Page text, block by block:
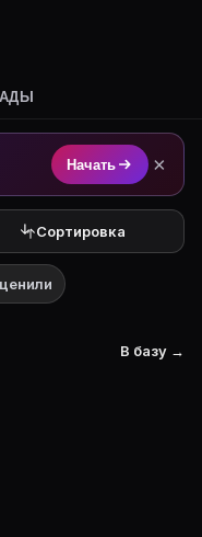
Начать ×
Сортировка
В базу →